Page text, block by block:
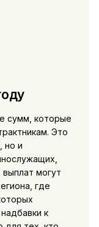
сумм, которые
Это
но и
могут
где
к